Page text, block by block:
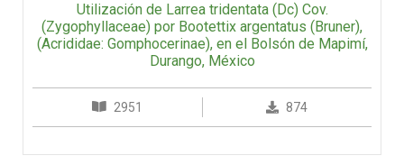
Utilización de Larrea tridentata (Dc) Cov.
(Zygophyllaceae) por Bootettix argentatus (Bruner),
(Acrididae: Gomphocerinae), en el Bolsón de Mapimí,
Durango, México
2951 874